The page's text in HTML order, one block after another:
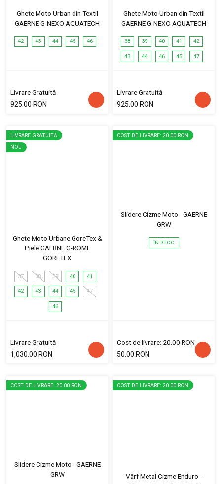
Ghete Moto Urban din Textil
GAERNE G-NEXO AQUATECH
42 43 44 45 46
Livrare Gratuită
925.00 RON
Ghete Moto Urban din Textil
GAERNE G-NEXO AQUATECH
38 39 40 41 42
43 44 46 45 47
Livrare Gratuită
925.00 RON
LIVRARE GRATUITĂ
NOU
Ghete Moto Urbane GoreTex &
Piele GAERNE G-ROME
GORETEX
37 38 39 40 41
42 43 44 45 47
46
Livrare Gratuită
1,030.00 RON
COST DE LIVRARE: 20.00 RON
Slidere Cizme Moto - GAERNE
GRW
ÎN STOC
Cost de livrare: 20.00 RON
50.00 RON
COST DE LIVRARE: 20.00 RON
Slidere Cizme Moto - GAERNE
GRW
COST DE LIVRARE: 20.00 RON
Vârf Metal Cizme Enduro -